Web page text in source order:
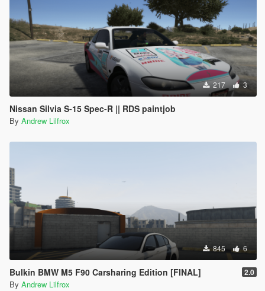
217 3
Nissan Silvia S-15 Spec-R || RDS paintjob
By Andrew Lilfrox
845 6
Bulkin BMW M5 F90 Carsharing Edition [FINAL] 2.0
By Andrew Lilfrox